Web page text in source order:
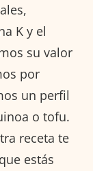
K y el
su valor
por
un perfil
o tofu.
receta te
estás